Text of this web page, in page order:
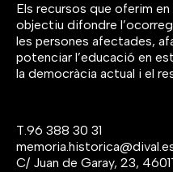
Els recursos que oferim
objectiu difondre
les persones afectades,
potenciar l’educació en
la democràcia actual i el
T.96 388 30 31
C/ Juan de Garay, 23,